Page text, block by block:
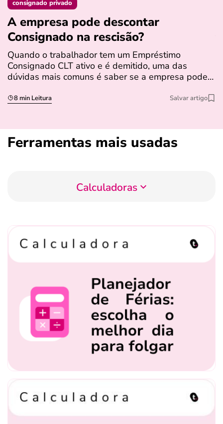
consignado privado
A empresa pode descontar
Consignado na rescisão​?
Quando o trabalhador tem um Empréstimo
Consignado CLT ativo e é demitido, uma das
dúvidas mais comuns é saber se a empresa pode…
8 min Leitura Salvar artigo
Ferramentas mais usadas
Calculadoras